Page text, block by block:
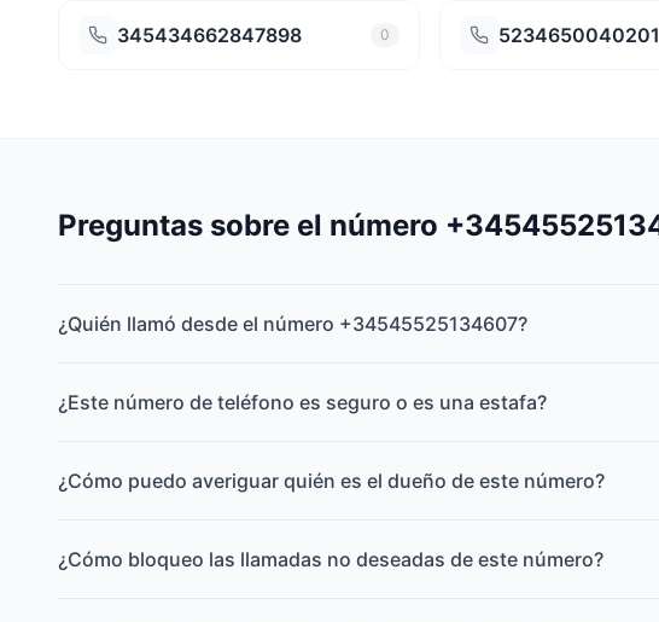
345434662847898 0 5234650040201
Preguntas sobre el número
¿Quién llamó desde el número +34545525134607?
¿Este número de teléfono es seguro o es una estafa?
¿Cómo puedo averiguar quién es el dueño de este número?
¿Cómo bloqueo las llamadas no deseadas de este número?